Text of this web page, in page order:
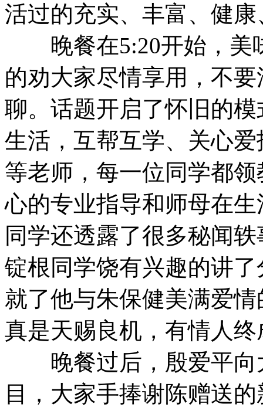
活过的充实、丰富、健
晚餐在5:20开始，美
的劝大家尽情享用，不
聊。话题开启了怀旧的
生活，互帮互学、关心
等老师，每一位同学都
心的专业指导和师母在
同学还透露了很多秘闻
锭根同学饶有兴趣的讲
就了他与朱保健美满爱
真是天赐良机，有情人
晚餐过后，殷爱平向
目，大家手捧谢陈赠送